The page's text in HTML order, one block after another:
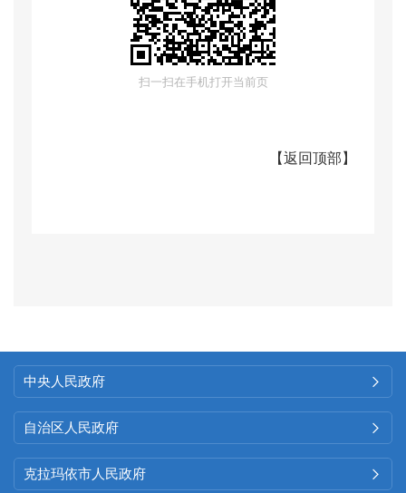
断增强公开实效，有效保障了本
单位各项重点任务的顺利完成，
政务公开工作取得显著进展。
中心高度重视政务公开工
开的信息进行严格审核把关，从
源头做好公开信息的审核把关工
作，确保依法、准确、及时、安
全地公开政府信息。全年审核发
布政务信息
扫一扫在手机打开当前页
【返回顶部 】
中央人民政府 
自治区人民政府 
克拉玛依市人民政府 